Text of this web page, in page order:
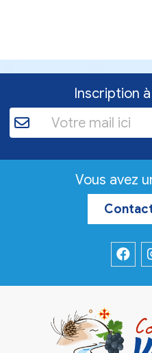
Inscription
Vous avez